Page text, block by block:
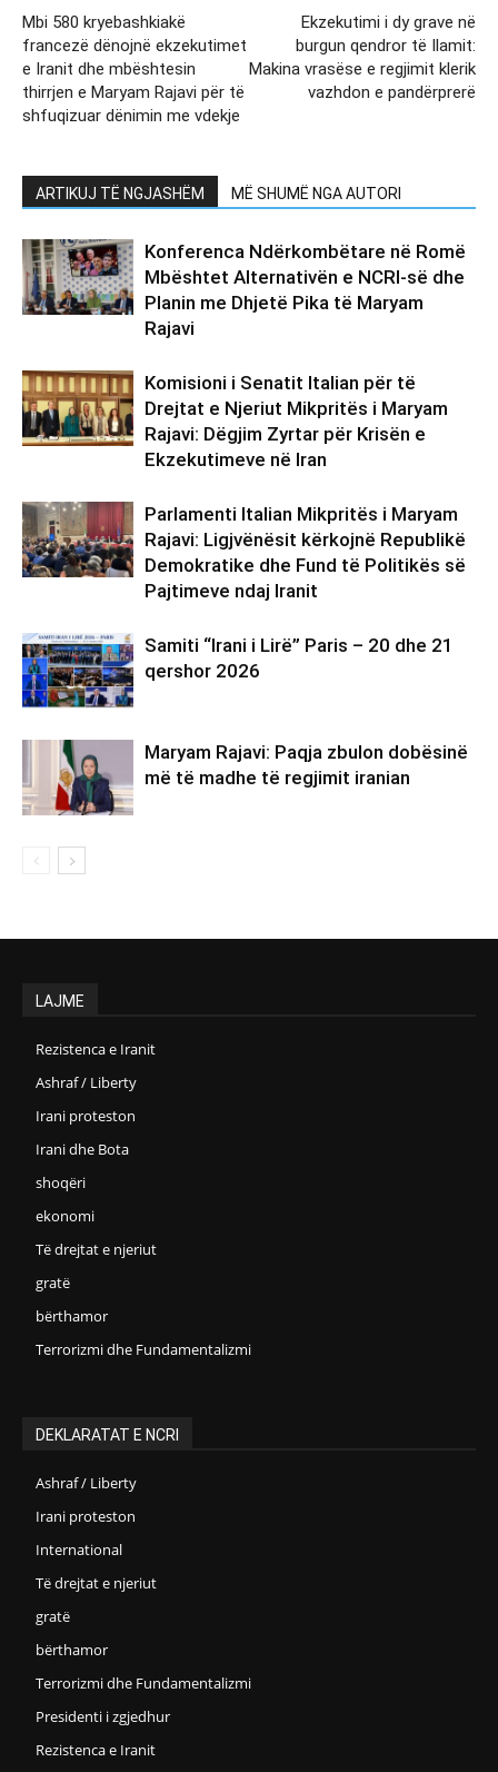
Mbi 580 kryebashkiakë
francezë dënojnë ekzekutimet
e Iranit dhe mbështesin
thirrjen e Maryam Rajavi për të
shfuqizuar dënimin me vdekje
Ekzekutimi i dy grave në
burgun qendror të Ilamit:
Makina vrasëse e regjimit klerik
vazhdon e pandërprerë
ARTIKUJ TË NGJASHËM MË SHUMË NGA AUTORI
Konferenca Ndërkombëtare në Romë
Mbështet Alternativën e NCRI-së dhe
Planin me Dhjetë Pika të Maryam
Rajavi
Komisioni i Senatit Italian për të
Drejtat e Njeriut Mikpritës i Maryam
Rajavi: Dëgjim Zyrtar për Krisën e
Ekzekutimeve në Iran
Parlamenti Italian Mikpritës i Maryam
Rajavi: Ligjvënësit kërkojnë Republikë
Demokratike dhe Fund të Politikës së
Pajtimeve ndaj Iranit
Samiti “Irani i Lirë” Paris – 20 dhe 21
qershor 2026
Maryam Rajavi: Paqja zbulon dobësinë
më të madhe të regjimit iranian
LAJME
Rezistenca e Iranit
Ashraf / Liberty
Irani proteston
Irani dhe Bota
shoqëri
ekonomi
Të drejtat e njeriut
gratë
bërthamor
Terrorizmi dhe Fundamentalizmi
DEKLARATAT E NCRI
Ashraf / Liberty
Irani proteston
International
Të drejtat e njeriut
gratë
bërthamor
Terrorizmi dhe Fundamentalizmi
Presidenti i zgjedhur
Rezistenca e Iranit